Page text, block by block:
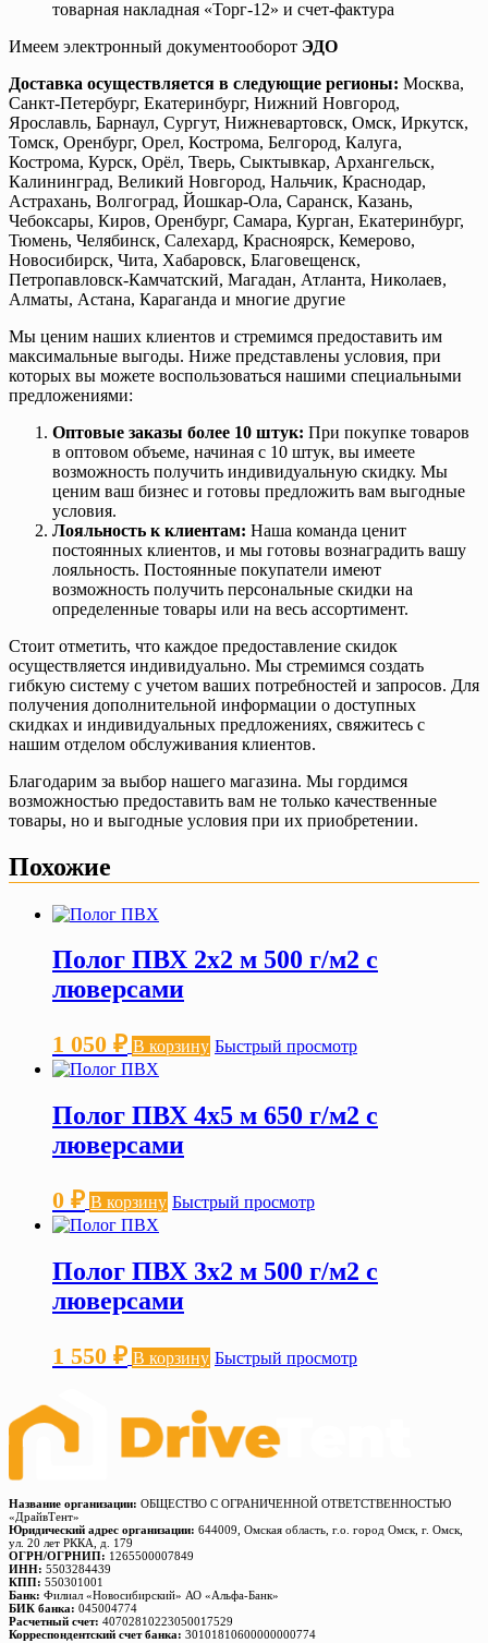
товарная накладная «Торг-12» и счет-фактура
Имеем электронный документооборот ЭДО
Доставка осуществляется в следующие регионы: Москва,
Санкт-Петербург, Екатеринбург, Нижний Новгород,
Ярославль, Барнаул, Сургут, Нижневартовск, Омск, Иркутск,
Томск, Оренбург, Орел, Кострома, Белгород, Калуга,
Кострома, Курск, Орёл, Тверь, Сыктывкар, Архангельск,
Калининград, Великий Новгород, Нальчик, Краснодар,
Астрахань, Волгоград, Йошкар-Ола, Саранск, Казань,
Чебоксары, Киров, Оренбург, Самара, Курган, Екатеринбург,
Тюмень, Челябинск, Салехард, Красноярск, Кемерово,
Новосибирск, Чита, Хабаровск, Благовещенск,
Петропавловск-Камчатский, Магадан, Атланта, Николаев,
Алматы, Астана, Караганда и многие другие
Мы ценим наших клиентов и стремимся предоставить им
максимальные выгоды. Ниже представлены условия, при
которых вы можете воспользоваться нашими специальными
предложениями:
Оптовые заказы более 10 штук: При покупке товаров
в оптовом объеме, начиная с 10 штук, вы имеете
возможность получить индивидуальную скидку. Мы
ценим ваш бизнес и готовы предложить вам выгодные
условия.
Лояльность к клиентам: Наша команда ценит
постоянных клиентов, и мы готовы вознаградить вашу
лояльность. Постоянные покупатели имеют
возможность получить персональные скидки на
определенные товары или на весь ассортимент.
Стоит отметить, что каждое предоставление скидок
осуществляется индивидуально. Мы стремимся создать
гибкую систему с учетом ваших потребностей и запросов. Для
получения дополнительной информации о доступных
скидках и индивидуальных предложениях, свяжитесь с
нашим отделом обслуживания клиентов.
Благодарим за выбор нашего магазина. Мы гордимся
возможностью предоставить вам не только качественные
товары, но и выгодные условия при их приобретении.
Похожие
Полог ПВХ 2х2 м 500 г/м2 с
люверсами
1 050 ₽ В корзину Быстрый просмотр
Полог ПВХ 4х5 м 650 г/м2 с
люверсами
0 ₽ В корзину Быстрый просмотр
Полог ПВХ 3х2 м 500 г/м2 с
люверсами
1 550 ₽ В корзину Быстрый просмотр
Название организации: ОБЩЕСТВО С ОГРАНИЧЕННОЙ ОТВЕТСТВЕННОСТЬЮ
«ДрайвТент»
Юридический адрес организации: 644009, Омская область, г.о. город Омск, г. Омск,
ул. 20 лет РККА, д. 179
ОГРН/ОГРНИП: 1265500007849
ИНН: 5503284439
КПП: 550301001
Банк: Филиал «Новосибирский» АО «Альфа-Банк»
БИК банка: 045004774
Расчетный счет: 40702810223050017529
Корреспондентский счет банка: 30101810600000000774